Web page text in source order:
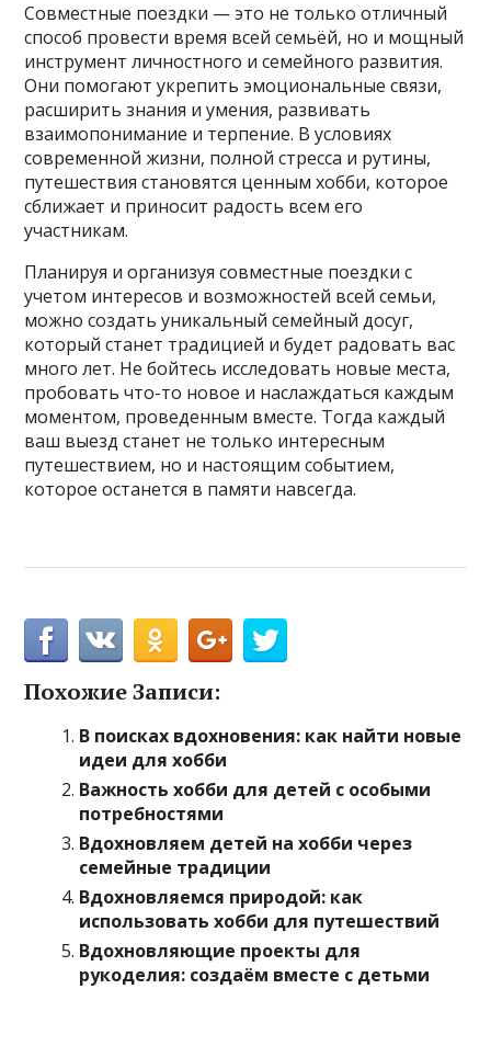
Совместные поездки — это не только отличный
способ провести время всей семьёй, но и мощный
инструмент личностного и семейного развития.
Они помогают укрепить эмоциональные связи,
расширить знания и умения, развивать
взаимопонимание и терпение. В условиях
современной жизни, полной стресса и рутины,
путешествия становятся ценным хобби, которое
сближает и приносит радость всем его
участникам.
Планируя и организуя совместные поездки с
учетом интересов и возможностей всей семьи,
можно создать уникальный семейный досуг,
который станет традицией и будет радовать вас
много лет. Не бойтесь исследовать новые места,
пробовать что-то новое и наслаждаться каждым
моментом, проведенным вместе. Тогда каждый
ваш выезд станет не только интересным
путешествием, но и настоящим событием,
которое останется в памяти навсегда.
Похожие Записи:
В поисках вдохновения: как найти новые
идеи для хобби
Важность хобби для детей с особыми
потребностями
Вдохновляем детей на хобби через
семейные традиции
Вдохновляемся природой: как
использовать хобби для путешествий
Вдохновляющие проекты для
рукоделия: создаём вместе с детьми